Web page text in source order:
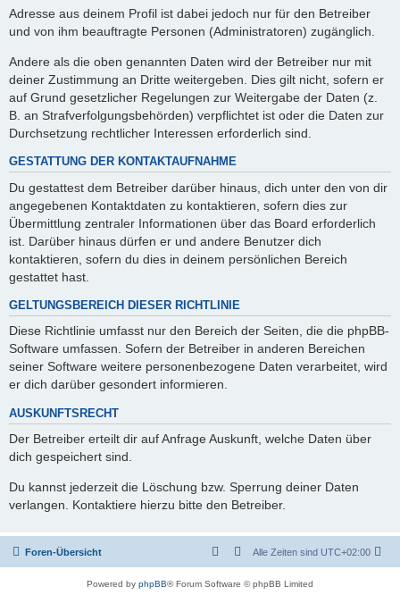
Adresse aus deinem Profil ist dabei jedoch nur für den Betreiber
und von ihm beauftragte Personen (Administratoren) zugänglich.
Andere als die oben genannten Daten wird der Betreiber nur mit
deiner Zustimmung an Dritte weitergeben. Dies gilt nicht, sofern er
auf Grund gesetzlicher Regelungen zur Weitergabe der Daten (z.
B. an Strafverfolgungsbehörden) verpflichtet ist oder die Daten zur
Durchsetzung rechtlicher Interessen erforderlich sind.
GESTATTUNG DER KONTAKTAUFNAHME
Du gestattest dem Betreiber darüber hinaus, dich unter den von dir
angegebenen Kontaktdaten zu kontaktieren, sofern dies zur
Übermittlung zentraler Informationen über das Board erforderlich
ist. Darüber hinaus dürfen er und andere Benutzer dich
kontaktieren, sofern du dies in deinem persönlichen Bereich
gestattet hast.
GELTUNGSBEREICH DIESER RICHTLINIE
Diese Richtlinie umfasst nur den Bereich der Seiten, die die phpBB-
Software umfassen. Sofern der Betreiber in anderen Bereichen
seiner Software weitere personenbezogene Daten verarbeitet, wird
er dich darüber gesondert informieren.
AUSKUNFTSRECHT
Der Betreiber erteilt dir auf Anfrage Auskunft, welche Daten über
dich gespeichert sind.
Du kannst jederzeit die Löschung bzw. Sperrung deiner Daten
verlangen. Kontaktiere hierzu bitte den Betreiber.
Foren-Übersicht Alle Zeiten sind UTC+02:00
Powered by phpBB® Forum Software © phpBB Limited